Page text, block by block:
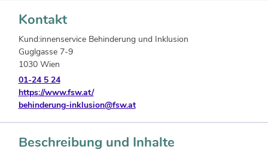
Kontakt
Kund:innenservice Behinderung und Inklusion
Guglgasse 7-9
1030 Wien
01-24 5 24
https://www.fsw.at/
behinderung-inklusion@fsw.at
Beschreibung und Inhalte